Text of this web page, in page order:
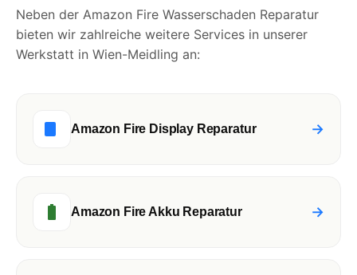
Neben der Amazon Fire Wasserschaden Reparatur
bieten wir zahlreiche weitere Services in unserer
Werkstatt in Wien-Meidling an:
Amazon Fire Display Reparatur →
Amazon Fire Akku Reparatur →